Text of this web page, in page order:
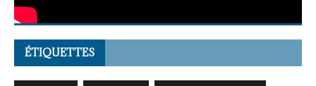
ÉTIQUETTES